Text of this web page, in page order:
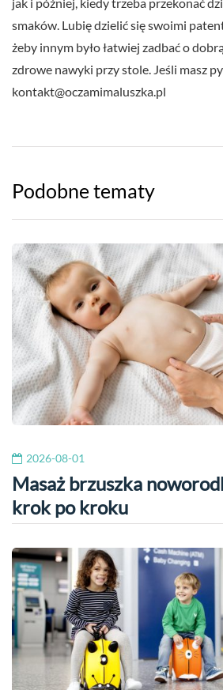
smaków. Lubię dzielić się swoimi
żeby innym było łatwiej zadbać o
zdrowe nawyki przy stole. Jeśli masz
kontakt@oczamimaluszka.pl
Podobne tematy
2026-08-01
Masaż brzuszka
krok po kroku